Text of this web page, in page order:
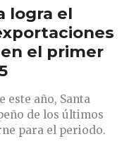
logra el
el primer
este año, Santa
de los últimos
para el periodo.